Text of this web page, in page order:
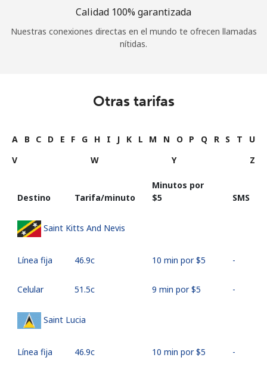
Calidad 100% garantizada
Nuestras conexiones directas en el mundo te ofrecen llamadas
nítidas.
Otras tarifas
A B C D E F G H I J K L M N O P Q R S T
U
V
W Y Z
Destino Tarifa/minuto
Minutos por
⁦$5⁩
SMS
Saint Kitts And Nevis
Línea fija ⁦46.9c⁩ 10 min por ⁦$5⁩ -
Celular ⁦51.5c⁩ 9 min por ⁦$5⁩ -
Saint Lucia
Línea fija ⁦46.9c⁩ 10 min por ⁦$5⁩ -